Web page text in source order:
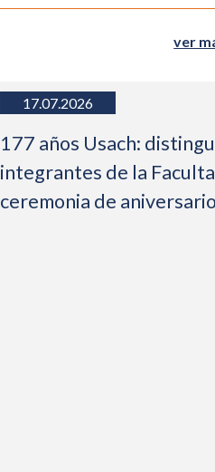
ver
17.07.2026
177 años Usach:
integrantes de la
ceremonia de aniversario